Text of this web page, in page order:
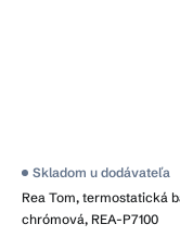
Rea Tom, termostatická
chrómová, REA-P7100
Priemerné
produktu
je
Skladom u dodávateľa